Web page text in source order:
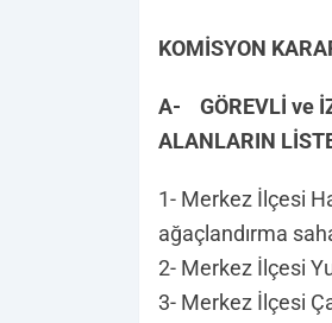
KOMİSYON
A- GÖREVLİ ve
ALANLARIN
1- Merkez İlçesi
ağaçlandırma
2- Merkez İlçesi
3- Merkez İlçesi